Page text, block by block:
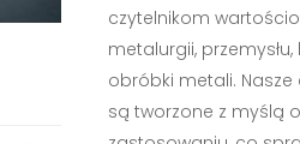
czytelnikom
metalurgii,
obróbki metali. Nasze
są tworzone z myślą